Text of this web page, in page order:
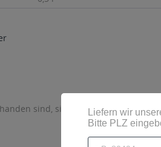
sind, sind diese mittels